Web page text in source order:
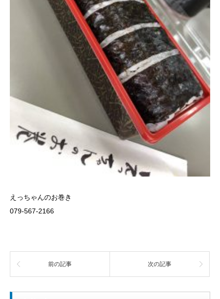
えっちゃんのお巻き
079-567-2166
前の記事 次の記事